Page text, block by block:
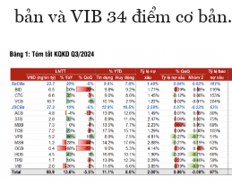
bản và VIB 34 điểm cơ bản.